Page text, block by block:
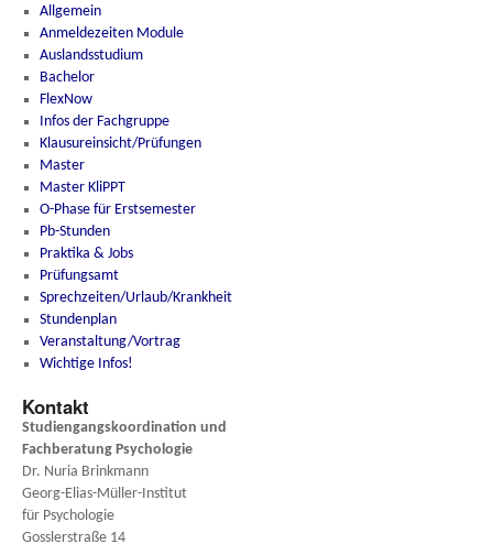
Allgemein
Anmeldezeiten Module
Auslandsstudium
Bachelor
FlexNow
Infos der Fachgruppe
Klausureinsicht/Prüfungen
Master
Master KliPPT
O-Phase für Erstsemester
Pb-Stunden
Praktika & Jobs
Prüfungsamt
Sprechzeiten/Urlaub/Krankheit
Stundenplan
Veranstaltung/Vortrag
Wichtige Infos!
Kontakt
Studiengangskoordination und
Fachberatung Psychologie
Dr. Nuria Brinkmann
Georg-Elias-Müller-Institut
für Psychologie
Gosslerstraße 14